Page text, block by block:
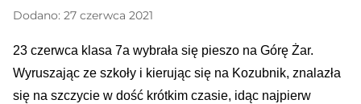
Dokumenty
Osiągnięcia
Warto wiedzieć
Dodano: 27 czerwca 2021
23 czerwca klasa 7a wybrała się pieszo na Górę Żar.
Wyruszając ze szkoły i kierując się na Kozubnik, znalazła
się na szczycie w dość krótkim czasie, idąc najpierw